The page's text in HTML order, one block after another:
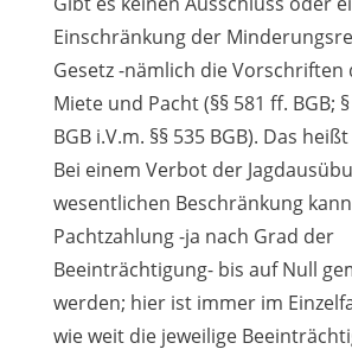
Einschränkung der
Gesetz -nämlich die Vorschriften
Miete und Pacht (§§ 581 ff. BGB;
BGB i.V.m. §§ 535 BGB). Das
Bei einem Verbot der
wesentlichen Beschränkung
Pachtzahlung -ja nach Grad der
Beeinträchtigung- bis auf Null
werden; hier ist immer im
wie weit die jeweilige